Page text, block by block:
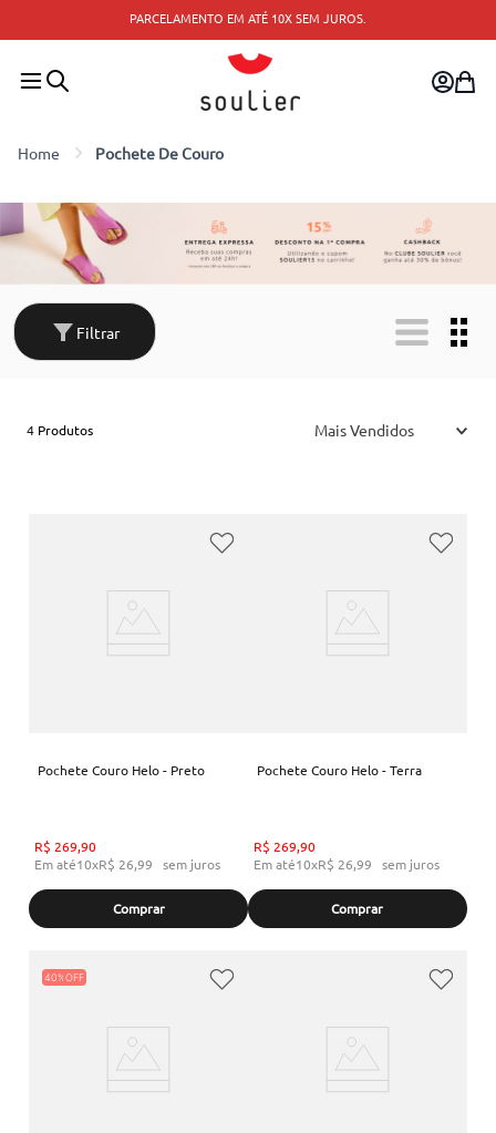
TROCA FÁCIL — TROQUE PELO SITE OU CONSULTE A LOJA
MAIS PRÓXIMA.
Pochete De Couro
Filtrar
4 Produtos Mais Vendidos
Pochete Couro Helo - Preto
R$ 269,90
Em até10xR$ 26,99 sem juros
Comprar
Pochete Couro Helo - Terra
R$ 269,90
Em até10xR$ 26,99 sem juros
Comprar
40%